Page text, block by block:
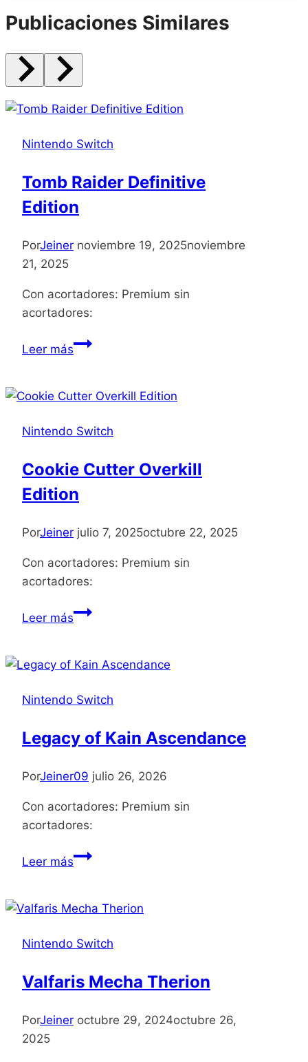
entrada:
Publicaciones Similares
Nintendo Switch
Tomb Raider Definitive
Edition
PorJeiner noviembre 19, 2025noviembre
21, 2025
Con acortadores: Premium sin
acortadores:
Leer másTomb
Edition
Nintendo Switch
Cookie Cutter Overkill
Edition
PorJeiner julio 7, 2025octubre 22, 2025
Con acortadores: Premium sin
acortadores:
Leer másCookie
Edition
Nintendo Switch
Legacy of Kain Ascendance
PorJeiner09 julio 26, 2026
Con acortadores: Premium sin
acortadores:
Leer másLegacy
Ascendance
Nintendo Switch
Valfaris Mecha Therion
PorJeiner octubre 29, 2024octubre 26,
2025